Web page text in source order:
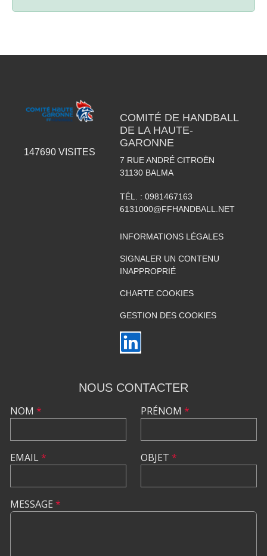
147690 VISITES
COMITÉ DE HANDBALL
DE LA HAUTE-
GARONNE
7 RUE ANDRÉ CITROËN
31130 BALMA
TÉL. : 0981467163
6131000@FFHANDBALL.NET
INFORMATIONS LÉGALES
SIGNALER UN CONTENU
INAPPROPRIÉ
CHARTE COOKIES
GESTION DES COOKIES
NOUS CONTACTER
NOM *
EMAIL*
PRÉNOM *
OBJET *
MESSAGE *